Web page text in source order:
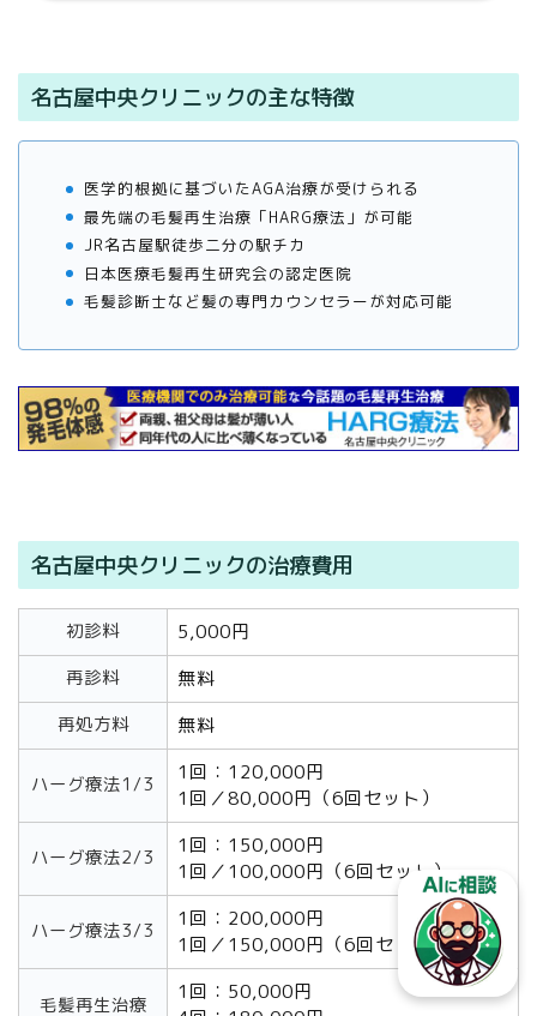
名古屋中央クリニックの主な特徴
医学的根拠に基づいたAGA治療が受けられる
最先端の毛髪再生治療「HARG療法」が可能
JR名古屋駅徒歩二分の駅チカ
日本医療毛髪再生研究会の認定医院
毛髪診断士など髪の専門カウンセラーが対応可能
名古屋中央クリニックの治療費用
初診料 5,000円
再診料 無料
再処方料 無料
ハーグ療法1/3
1回：120,000円
1回／80,000円（6回セット）
ハーグ療法2/3
1回：150,000円
1回／100,000円（6回セット）
ハーグ療法3/3
1回：200,000円
1回／150,000円（6回セット）
毛髪再生治療
1回：50,000円